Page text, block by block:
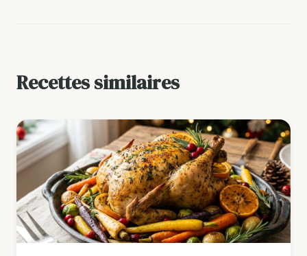
Recettes similaires